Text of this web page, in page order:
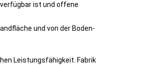
ist und offene
und von der Boden-
Leistungsfähigkeit. Fabrik